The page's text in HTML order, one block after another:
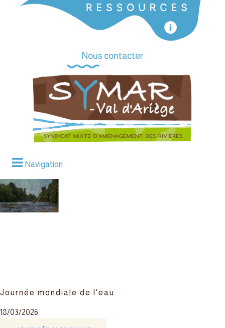
Nous contacter
Navigation
Journée mondiale de l'eau
18/03/2026